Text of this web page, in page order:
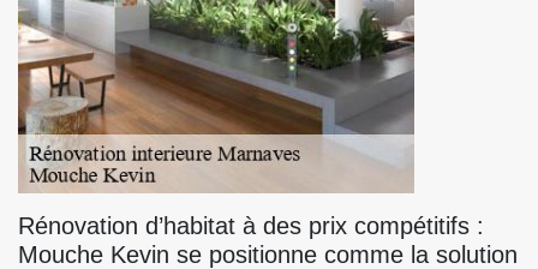
Rénovation d’habitat à des prix compétitifs :
Mouche Kevin se positionne comme la solution